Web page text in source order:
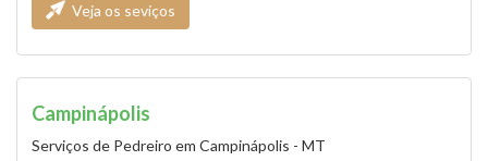
Veja os seviços
Campinápolis
Serviços de Pedreiro em Campinápolis - MT